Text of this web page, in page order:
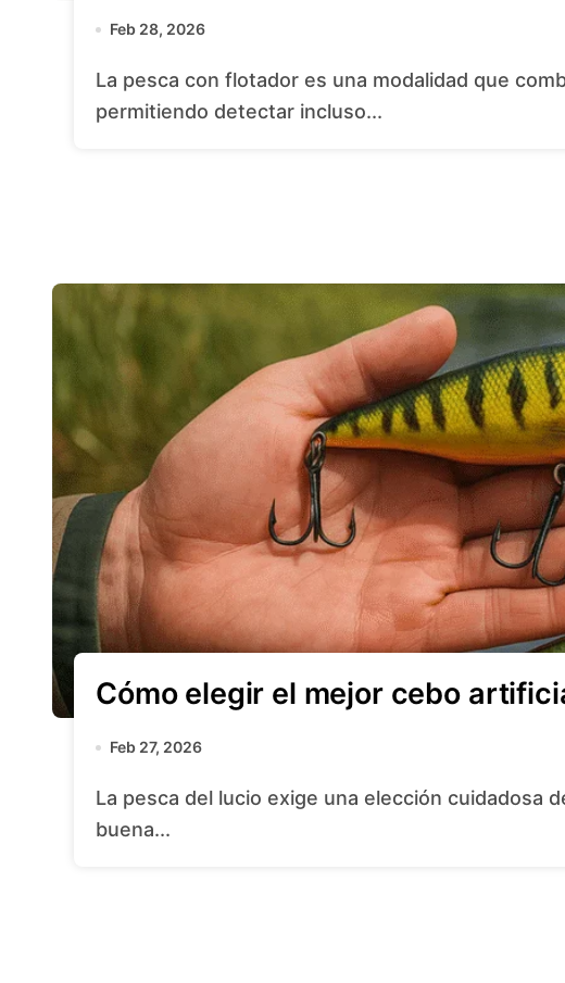
Feb 28, 2026
La pesca con flotador es una modalidad que combina paciencia y precisión,
permitiendo detectar incluso...
Cómo elegir el mejor cebo
Feb 27, 2026
La pesca del lucio exige una elección cuidadosa del cebo artificial, combinada con una
buena...